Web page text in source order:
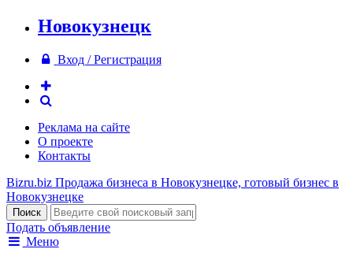
Новокузнецк
Вход / Регистрация
Реклама на сайте
О проекте
Контакты
Bizru.biz Продажа бизнеса в Новокузнецке, готовый бизнес в
Новокузнецке
Подать объявление
Меню